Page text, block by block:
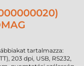
tartalmazza:
203 dpi, USB, RS232,